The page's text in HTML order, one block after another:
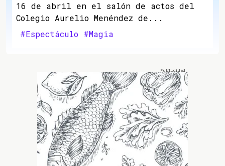
16 de abril en el salón de actos del
Colegio Aurelio Menéndez de...
#Espectáculo #Magia